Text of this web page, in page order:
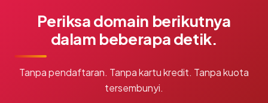
Periksa domain berikutnya
dalam beberapa detik.
Tanpa pendaftaran. Tanpa kartu kredit. Tanpa kuota
tersembunyi.